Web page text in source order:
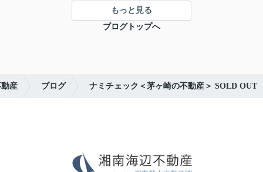
もっと見る
ブログトップへ
産 ブログ ナミチェック＜茅ヶ崎の不動産＞ SOLD OUT